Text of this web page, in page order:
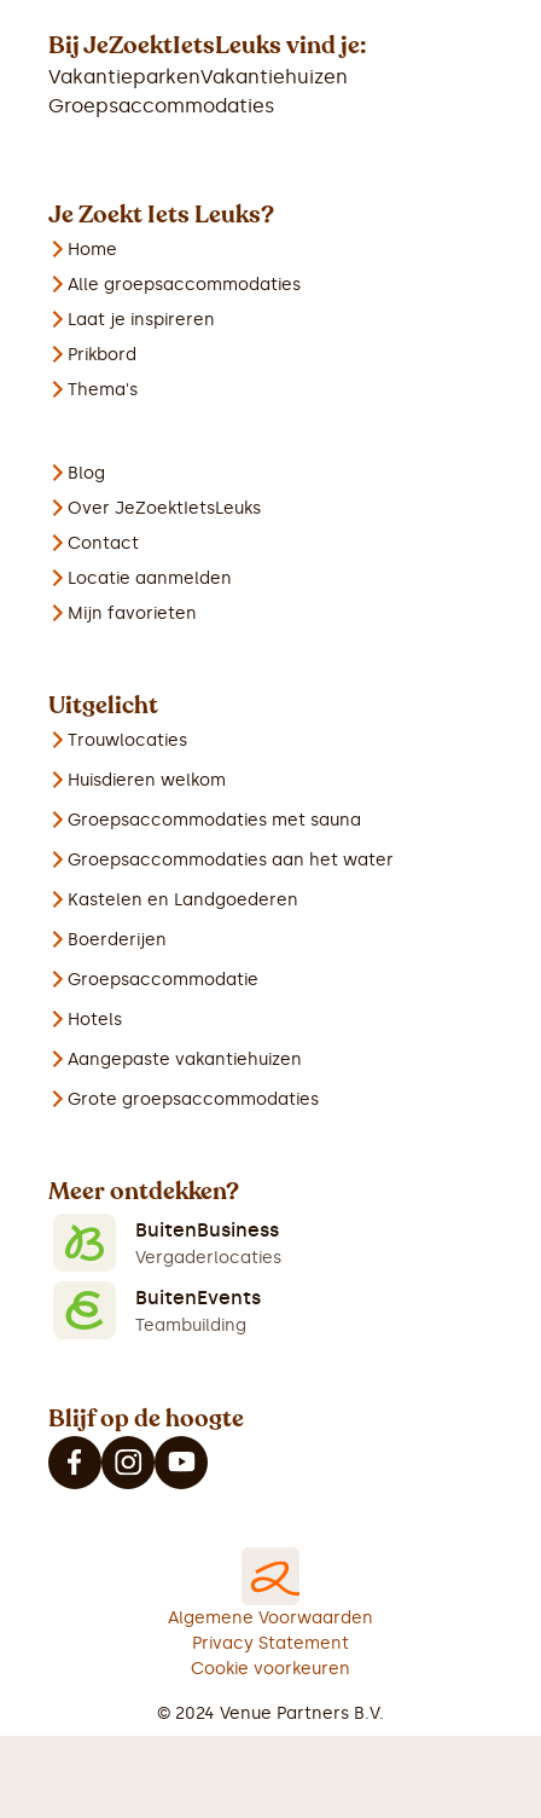
Bij JeZoektIetsLeuks vind je:
VakantieparkenVakantiehuizen
Groepsaccommodaties
Je Zoekt Iets Leuks?
Home
Alle groepsaccommodaties
Laat je inspireren
Prikbord
Thema's
Blog
Over JeZoektIetsLeuks
Contact
Locatie aanmelden
Mijn favorieten
Uitgelicht
Trouwlocaties
Huisdieren welkom
Groepsaccommodaties met sauna
Groepsaccommodaties aan het water
Kastelen en Landgoederen
Boerderijen
Groepsaccommodatie
Hotels
Aangepaste vakantiehuizen
Grote groepsaccommodaties
Meer ontdekken?
BuitenBusiness
Vergaderlocaties
BuitenEvents
Teambuilding
Blijf op de hoogte
Algemene Voorwaarden
Privacy Statement
Cookie voorkeuren
© 2024 Venue Partners B.V.